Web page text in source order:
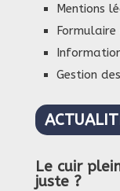
Mentions
Gestion
Le cuir
juste ?